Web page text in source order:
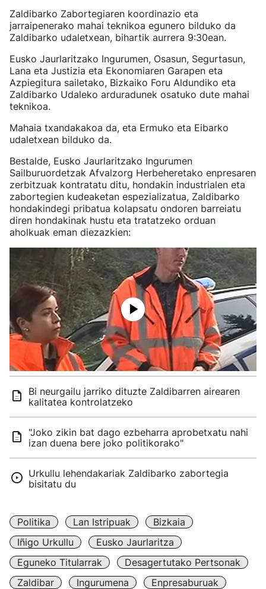
Zaldibarko Zabortegiaren koordinazio eta
jarraipenerako mahai teknikoa egunero bilduko da
Zaldibarko udaletxean, bihartik aurrera 9:30ean.
Eusko Jaurlaritzako Ingurumen, Osasun, Segurtasun,
Lana eta Justizia eta Ekonomiaren Garapen eta
Azpiegitura sailetako, Bizkaiko Foru Aldundiko eta
Zaldibarko Udaleko arduradunek osatuko dute mahai
teknikoa.
Mahaia txandakakoa da, eta Ermuko eta Eibarko
udaletxean bilduko da.
Bestalde, Eusko Jaurlaritzako Ingurumen
Sailburuordetzak Afvalzorg Herbeheretako enpresaren
zerbitzuak kontratatu ditu, hondakin industrialen eta
zabortegien kudeaketan espezializatua, Zaldibarko
hondakindegi pribatua kolapsatu ondoren barreiatu
diren hondakinak hustu eta tratatzeko orduan
aholkuak eman diezazkien:
Bi neurgailu jarriko dituzte Zaldibarren airearen
kalitatea kontrolatzeko
"Joko zikin bat dago ezbeharra aprobetxatu nahi
izan duena bere joko politikorako"
Urkullu lehendakariak Zaldibarko zabortegia
bisitatu du
Politika Lan Istripuak
Bizkaia
Iñigo Urkullu
Eusko Jaurlaritza
Eguneko Titularrak
Desagertutako Pertsonak
Zaldibar
Ingurumena
Enpresaburuak